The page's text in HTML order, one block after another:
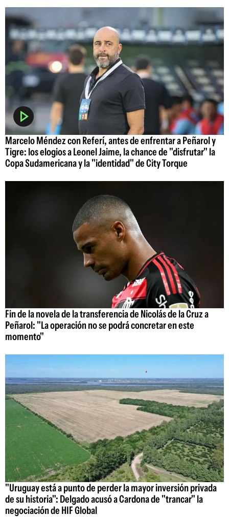
Marcelo Méndez con Referí, antes de enfrentar a Peñarol y
Tigre: los elogios a Leonel Jaime, la chance de "disfrutar" la
Copa Sudamericana y la "identidad" de City Torque
Fin de la novela de la transferencia de Nicolás de la Cruz a
Peñarol: "La operación no se podrá concretar en este
momento"
"Uruguay está a punto de perder la mayor inversión privada
de su historia": Delgado acusó a Cardona de "trancar" la
negociación de HIF Global